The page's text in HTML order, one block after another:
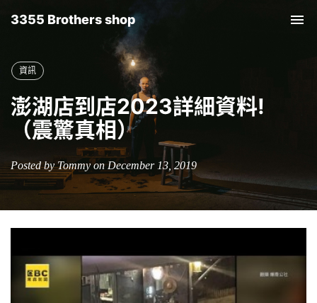
3355 Brothers shop
資訊
澎湖店到店2023詳細資料!
（震驚真相）
Posted by Tommy on December 13, 2019